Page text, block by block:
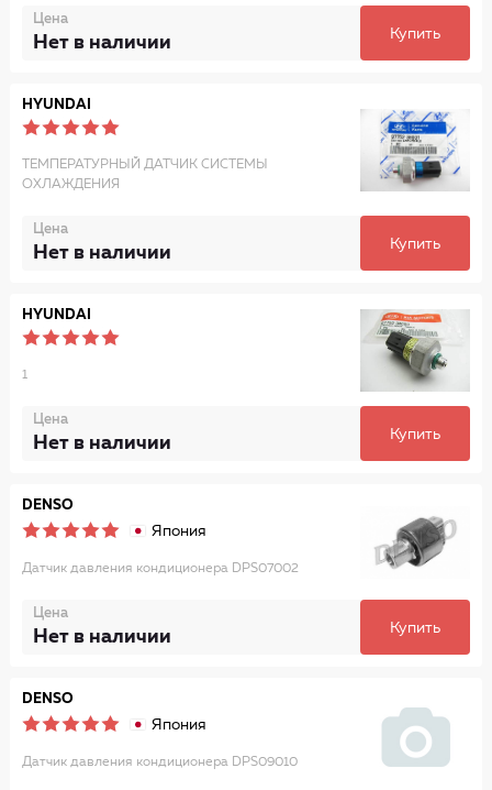
Цена
Нет в наличии Купить
HYUNDAI
ТЕМПЕРАТУРНЫЙ ДАТЧИК СИСТЕМЫ
ОХЛАЖДЕНИЯ
Цена
Нет в наличии Купить
HYUNDAI
1
Цена
Нет в наличии Купить
DENSO
Япония
Датчик давления кондиционера DPS07002
Цена
Нет в наличии Купить
DENSO
Япония
Датчик давления кондиционера DPS09010